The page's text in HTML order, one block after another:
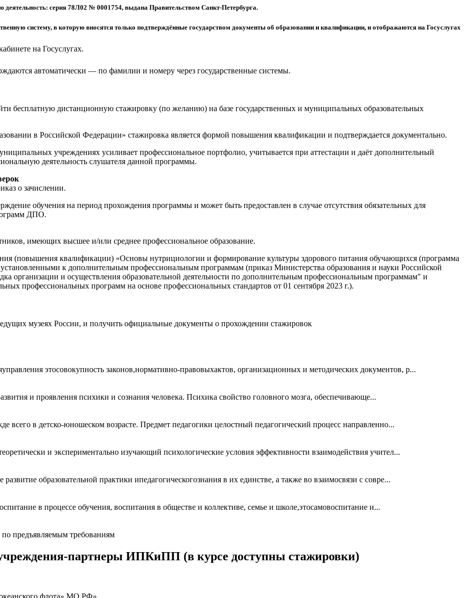
деятельность: серия 78Л02 № 0001754, выдана Правительством Санкт-Петербурга.
систему, в которую вносятся только подтверждённые государством документы об образовании и квалификации, и отображаются на Госуслугах
на Госуслугах.
автоматически — по фамилии и номеру через государственные системы.
бесплатную дистанционную стажировку (по желанию) на базе государственных и муниципальных образовательных
в Российской Федерации» стажировка является формой повышения квалификации и подтверждается документально.
учреждениях усиливает профессиональное портфолио, учитывается при аттестации и даёт дополнительный
деятельность слушателя данной программы.
о зачислении.
обучения на период прохождения программы и может быть предоставлен в случае отсутствия обязательных для
ДПО.
имеющих высшее и/или среднее профессиональное образование.
(повышения квалификации) «Основы нутрициологии и формирование культуры здорового питания обучающихся (программа
установленными к дополнительным профессиональным программам (приказ Министерства образования и науки Российской
организации и осуществления образовательной деятельности по дополнительным профессиональным программам" и
профессиональных программ на основе профессиональных стандартов от 01 сентября 2023 г.).
музеях России, и получить официальные документы о прохождении стажировок
этосовокупность законов,нормативно-правовыхактов, организационных и методических документов, р...
и проявления психики и сознания человека. Психика свойство головного мозга, обеспечивающе...
всего в детско-юношеском возрасте. Предмет педагогики целостный педагогический процесс направленно...
и экспериментально изучающий психологические условия эффективности взаимодействия учител...
образовательной практики ипедагогическогознания в их единстве, а также во взаимосвязи с совре...
в процессе обучения, воспитания в обществе и коллективе, семье и школе,этосамовоспитание и...
по предъявляемым требованиям
партнеры ИПКиПП (в курсе доступны стажировки)
флота» МО РФ»